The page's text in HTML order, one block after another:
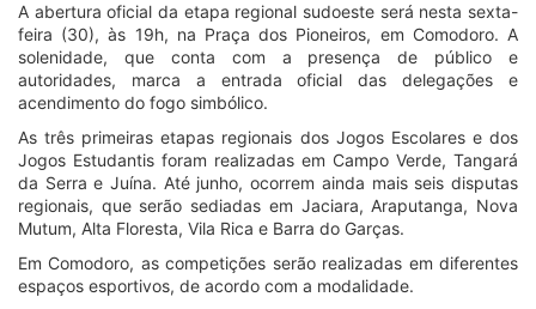
A abertura oficial da etapa regional sudoeste será nesta sexta-
feira (30), às 19h, na Praça dos Pioneiros, em Comodoro. A
solenidade, que conta com a presença de público e
autoridades, marca a entrada oficial das delegações e
acendimento do fogo simbólico.
As três primeiras etapas regionais dos Jogos Escolares e dos
Jogos Estudantis foram realizadas em Campo Verde, Tangará
da Serra e Juína. Até junho, ocorrem ainda mais seis disputas
regionais, que serão sediadas em Jaciara, Araputanga, Nova
Mutum, Alta Floresta, Vila Rica e Barra do Garças.
Em Comodoro, as competições serão realizadas em diferentes
espaços esportivos, de acordo com a modalidade.